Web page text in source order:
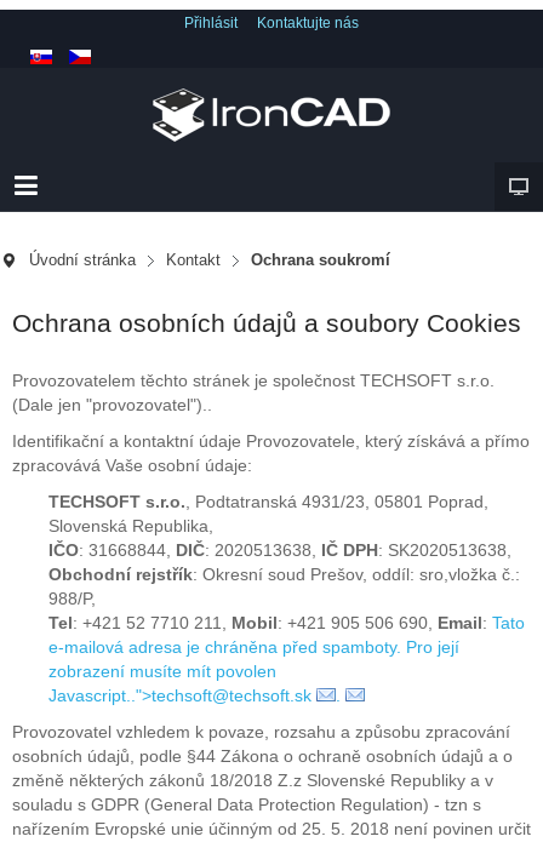
Přihlásit Kontaktujte nás
Úvodní stránka Kontakt Ochrana soukromí
Ochrana osobních údajů a soubory Cookies
Provozovatelem těchto stránek je společnost TECHSOFT s.r.o.
(Dale jen "provozovatel")..
Identifikační a kontaktní údaje Provozovatele, který získává a přímo
zpracovává Vaše osobní údaje:
TECHSOFT s.r.o. , Podtatranská 4931/23, 05801 Poprad,
Slovenská Republika,
IČO: 31668844, DIČ: 2020513638, IČ DPH: SK2020513638,
Obchodní rejstřík: Okresní soud Prešov, oddíl: sro,vložka č.:
988/P,
Tel: +421 52 7710 211, Mobil: +421 905 506 690, Email: Tato
e-mailová adresa je chráněna před spamboty. Pro její
zobrazení musíte mít povolen
Javascript. .">techsoft@techsoft.sk
Provozovatel vzhledem k povaze, rozsahu a způsobu zpracování
osobních údajů, podle §44 Zákona o ochraně osobních údajů a o
změně některých zákonů 18/2018 Z.z Slovenské Republiky a v
souladu s GDPR (General Data Protection Regulation) - tzn s
nařízením Evropské unie účinným od 25. 5. 2018 není povinen určit